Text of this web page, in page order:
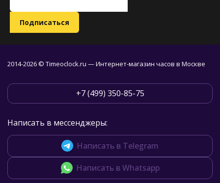
2014-2026 © Timeoclock.ru — Интернет-магазин часов в Москве
+7 (499) 350-85-75
Написать в мессенджеры:
Написать в Telegram
Написать в Whatsapp